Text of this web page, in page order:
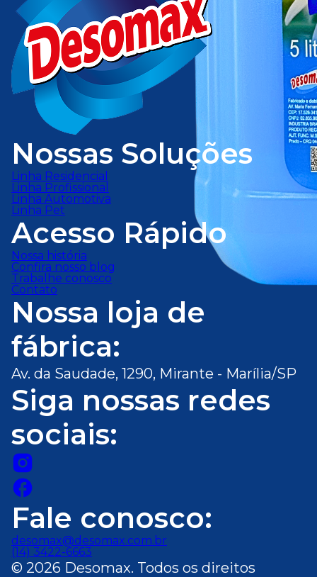
Nossas Soluções
Linha Residencial
Linha Profissional
Linha Automotiva
Linha Pet
Acesso Rápido
Nossa história
Confira nosso blog
Trabalhe conosco
Contato
Nossa loja de
fábrica:
Av. da Saudade, 1290, Mirante - Marília/SP
Siga nossas redes
sociais:
Fale conosco:
desomax@desomax.com.br
(14) 3422-6663
© 2026 Desomax. Todos os direitos